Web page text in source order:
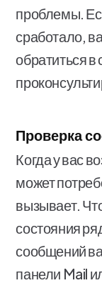
проблемы.
сработало,
обратиться
Проверка
Когда у вас
может
вызывает.
состояния
сообщений
панели Mail